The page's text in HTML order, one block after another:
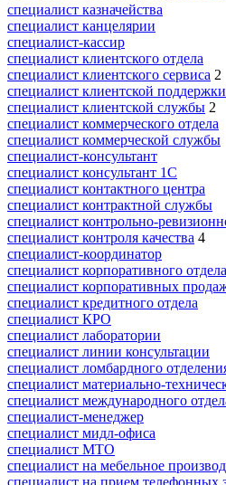
специалист казначейства
специалист канцелярии
специалист-кассир
специалист клиентского отдела
специалист клиентского сервиса 2
специалист клиентской поддержки
специалист клиентской службы 2
специалист коммерческого отдела
специалист коммерческой службы
специалист-консультант
специалист консультант 1С
специалист контактного центра
специалист контрактной службы
специалист контрольно-
специалист контроля качества 4
специалист-координатор
специалист корпоративного отдела
специалист корпоративных
специалист кредитного отдела
специалист КРО
специалист лаборатории
специалист линии консультации
специалист ломбардного
специалист материально-
специалист международного
специалист-менеджер
специалист мидл-офиса
специалист МТО
специалист на мебельное
специалист на прием телефонных